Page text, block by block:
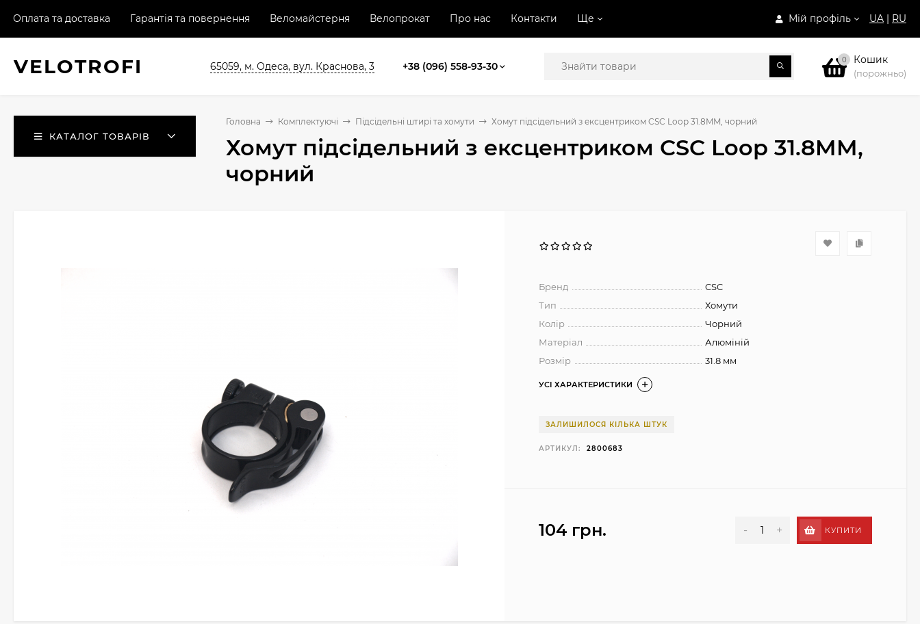
Мій профіль UA | RU
Оплата та доставка Гарантія та повернення Веломайстерня Велопрокат Про нас Контакти Ще
VELOTROFI 65059, м. Одеса, вул. Краснова, 3 +38 (096) 558-93-30 0 Кошик
(порожньо)
КАТАЛОГ ТОВАРІВ
Головна Комплектуючі Підсідельні штирі та хомути Хомут підсідельний з ексцентриком CSC Loop 31.8MM, чорний
Хомут підсідельний з ексцентриком CSC Loop 31.8MM,
чорний
Бренд
CSC
Тип
Хомути
Колір
Чорний
Матеріал
Алюміній
Розмір
31.8 мм
УСІ ХАРАКТЕРИСТИКИ
ЗАЛИШИЛОСЯ КІЛЬКА ШТУК
АРТИКУЛ: 2800683
104 грн. - + КУПИТИ